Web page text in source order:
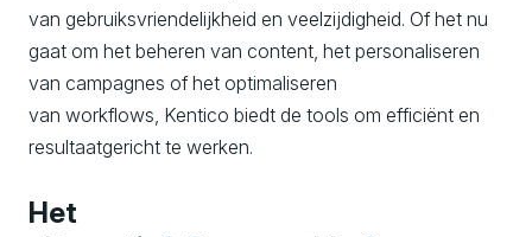
van gebruiksvriendelijkheid en veelzijdigheid. Of het nu
gaat om het beheren van content, het personaliseren
van campagnes of het optimaliseren
van workflows, Kentico biedt de tools om efficiënt en
resultaatgericht te werken.
Het